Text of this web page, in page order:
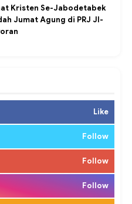
Kristen Se-Jabodetabek
Jumat Agung di PRJ JI-
Like
Follow
Follow
Follow